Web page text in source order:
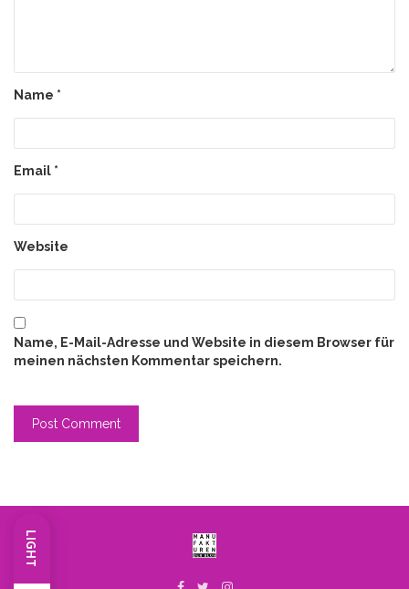
LIGHT
Name *
Email *
Website
Name, E-Mail-Adresse und Website in diesem Browser für
meinen nächsten Kommentar speichern.